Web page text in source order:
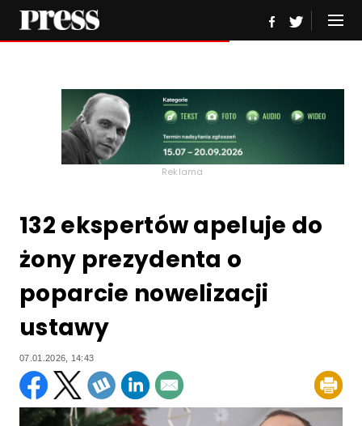
Reklama
132 ekspertów apeluje do
żony prezydenta o
poparcie nowelizacji
ustawy
07.01.2026, 14:43